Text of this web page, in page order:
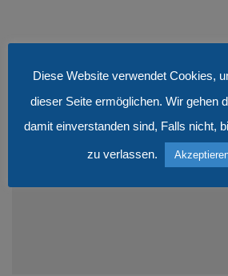
Deine Ansprechpartnerin
Diese Website verwendet Cookies,
dieser Seite ermöglichen. Wir gehen
damit einverstanden sind, Falls nicht,
zu verlassen.